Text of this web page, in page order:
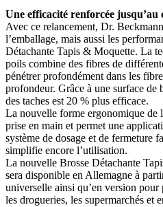
Une efficacité renforcée
Avec ce relancement, Dr.
l’emballage, mais aussi les
Détachante Tapis & Moquette. La
poils combine des fibres de
pénétrer profondément dans les
profondeur. Grâce à une surface de
des taches est 20 % plus efficace.
La nouvelle forme ergonomique de
prise en main et permet une
système de dosage et de fermeture
simplifie encore l’utilisation.
La nouvelle Brosse Détachante
sera disponible en Allemagne à
universelle ainsi qu’en version pour
les drogueries, les supermarchés et